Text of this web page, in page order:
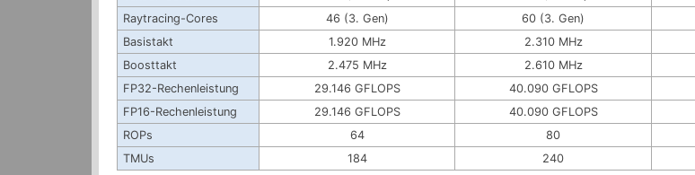
Raytracing-Cores
46 (3. Gen) 60 (3. Gen)
Basistakt
1.920 MHz 2.310 MHz
Boosttakt
2.475 MHz 2.610 MHz
FP32-Rechenleistung
29.146 GFLOPS 40.090 GFLOPS
FP16-Rechenleistung
29.146 GFLOPS 40.090 GFLOPS
ROPs
64 80
TMUs
184 240